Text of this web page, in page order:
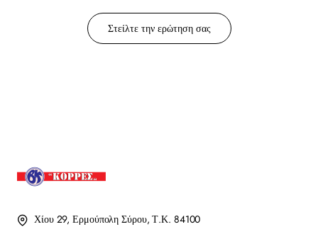
Στείλτε την ερώτηση σας
Χίου 29, Ερμούπολη Σύρου, Τ.Κ. 84100